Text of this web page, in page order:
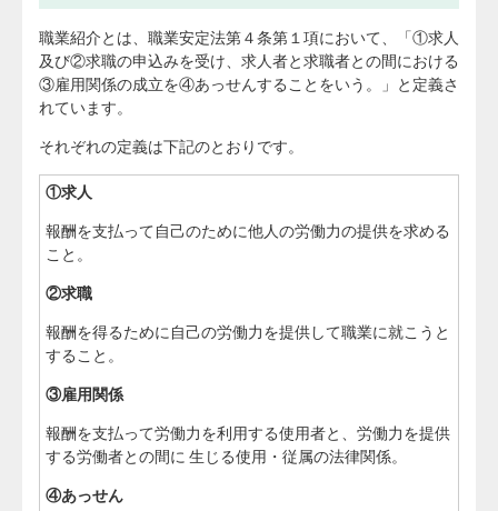
職業紹介とは、職業安定法第４条第１項において、「①求人
及び②求職の申込みを受け、求人者と求職者との間における
③雇用関係の成立を④あっせんすることをいう。」と定義さ
れています。
それぞれの定義は下記のとおりです。
①求人
報酬を支払って自己のために他人の労働力の提供を求める
こと。
②求職
報酬を得るために自己の労働力を提供して職業に就こうと
すること。
③雇用関係
報酬を支払って労働力を利用する使用者と、労働力を提供
する労働者との間に 生じる使用・従属の法律関係。
④あっせん